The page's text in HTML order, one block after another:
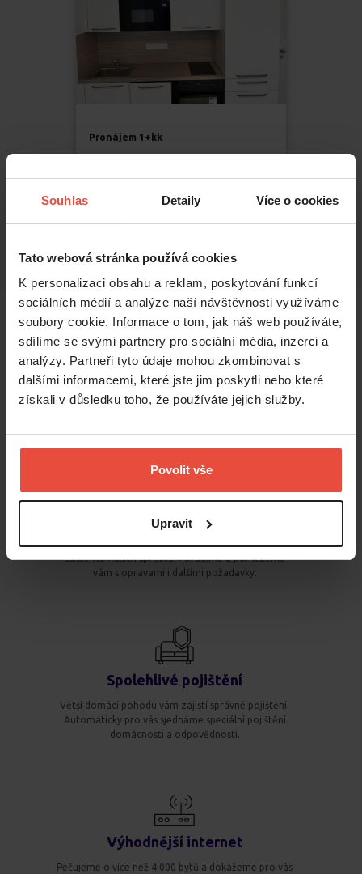
Souhlas Detaily Více o cookies
Tato webová stránka používá cookies
K personalizaci obsahu a reklam, poskytování funkcí
sociálních médií a analýze naší návštěvnosti využíváme
soubory cookie. Informace o tom, jak náš web používáte,
sdílíme se svými partnery pro sociální média, inzerci a
analýzy. Partneři tyto údaje mohou zkombinovat s
dalšími informacemi, které jste jim poskytli nebo které
získali v důsledku toho, že používáte jejich služby.
Povolit vše
Upravit
Pronájem 1+kk
Frištenského,Olomouc
Klientská podpora 24/7
K dispozici je vám nepřetržitá klientská podpora a
asistence našich správců. Poradíme a pomůžeme
vám s opravami i dalšími požadavky.
Spolehlivé pojištění
Větší domácí pohodu vám zajistí správné pojištění.
Automaticky pro vás sjednáme speciální pojištění
domácnosti a odpovědnosti.
Výhodnější internet
Pečujeme o více než 4 000 bytů a dokážeme pro vás